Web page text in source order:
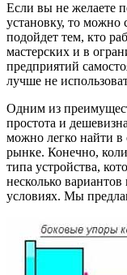
Если вы не желаете
установку, то можно
подойдет тем, кто
мастерских и в
предприятий
лучше не
Одним из
простота и
можно легко найти в
рынке. Конечно,
типа устройства,
несколько
условиях. Мы